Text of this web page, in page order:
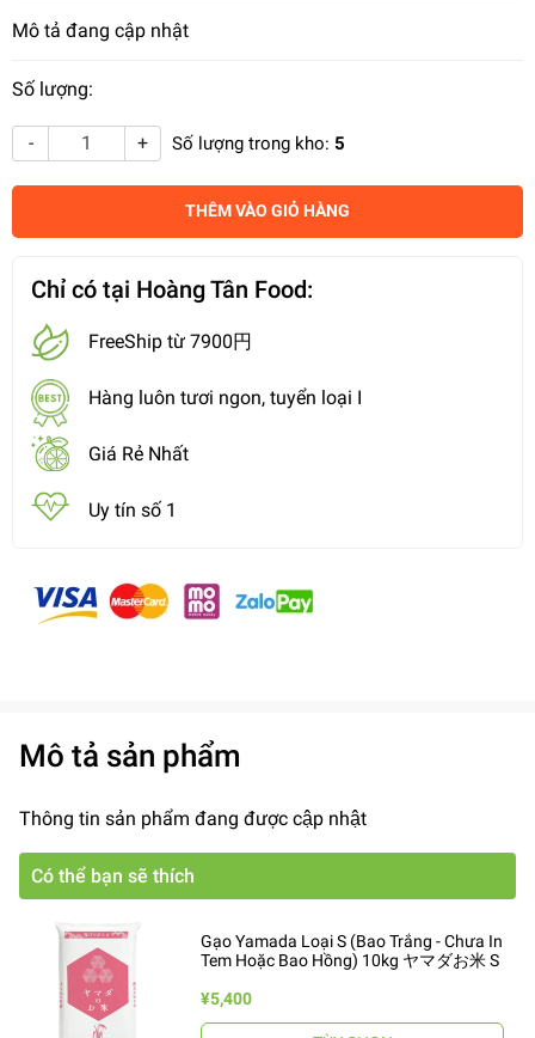
Mô tả đang cập nhật
Số lượng:
- + Số lượng trong kho: 5
THÊM VÀO GIỎ HÀNG
Chỉ có tại Hoàng Tân Food:
FreeShip từ 7900円
Hàng luôn tươi ngon, tuyển loại I
Giá Rẻ Nhất
Uy tín số 1
Mô tả sản phẩm
Thông tin sản phẩm đang được cập nhật
Có thể bạn sẽ thích
Gạo Yamada Loại S (Bao Trắng - Chưa In
Tem Hoặc Bao Hồng) 10kg ヤマダお米 S
¥5,400